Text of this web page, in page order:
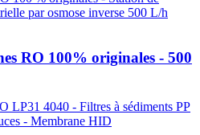
RO 100% originales - 500